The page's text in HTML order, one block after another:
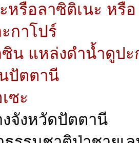
หรือลาซิติเนะ หรื
กาโปร์
น แหล่งดำน้ำดูปะ
ปัตตานี
ซะ
จังหวัดปัตตานี